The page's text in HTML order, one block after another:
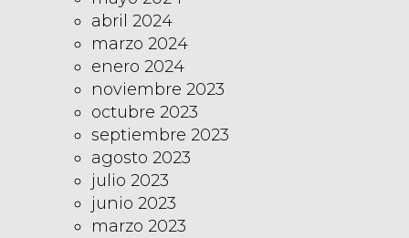
abril 2024
marzo 2024
enero 2024
noviembre 2023
octubre 2023
septiembre 2023
agosto 2023
julio 2023
junio 2023
marzo 2023